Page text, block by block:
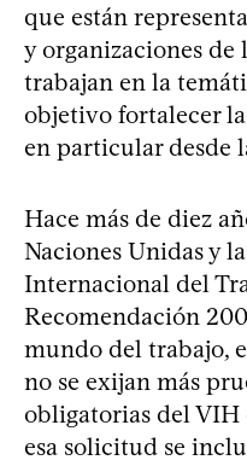
que están
y organizaciones
trabajan en la
objetivo fortalecer
en particular desde
Hace más de diez
Naciones Unidas y
Internacional del
Recomendación
mundo del trabajo,
no se exijan más
obligatorias del VIH
esa solicitud se